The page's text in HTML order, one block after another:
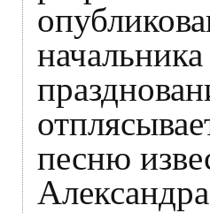
песню